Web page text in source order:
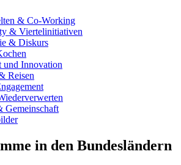
& Co-Working
& Viertelinitiativen
& Diskurs
und Innovation
Reisen
Gemeinschaft
in den Bundesländern